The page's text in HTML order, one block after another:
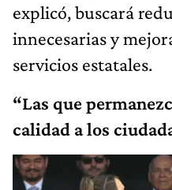
explicó, buscará
innecesarias y
servicios estatales.
“Las que
calidad a los